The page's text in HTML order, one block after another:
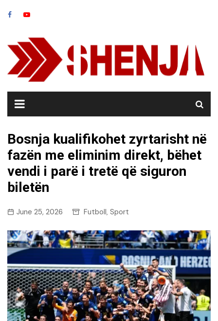
Bosnja kualifikohet zyrtarisht në
fazën me eliminim direkt, bëhet
vendi i parë i tretë që siguron
biletën
June 25, 2026 Futboll, Sport